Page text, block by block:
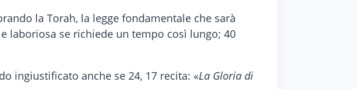
la Torah, la legge fondamentale che sarà
laboriosa se richiede un tempo così lungo; 40
ingiustificato anche se 24, 17 recita: «La Gloria di